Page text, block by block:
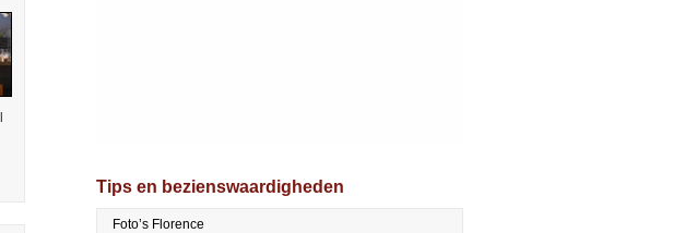
Tips en bezienswaardigheden
Foto’s Florence